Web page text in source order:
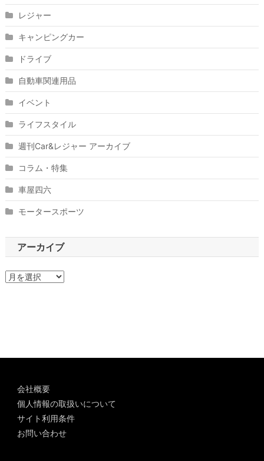
レジャー
キャンピングカー
ドライブ
自動車関連用品
イベント
ライフスタイル
週刊Car&レジャー アーカイブ
コラム・特集
車屋四六
モータースポーツ
アーカイブ
ア
会社概要
個人情報の取扱いについて
サイト利用条件
お問い合わせ